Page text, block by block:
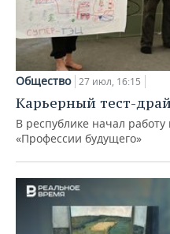
Общество 27 июл, 16:15
Карьерный тест-
В республике начал
«Профессии будущего»